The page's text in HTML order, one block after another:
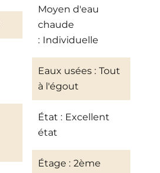
Moyen d'eau
chaude
Individuelle
Eaux usées
Tout
à l'égout
État
Excellent
état
Étage 2ème